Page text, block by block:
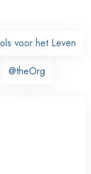
voor het Leven
@theOrg